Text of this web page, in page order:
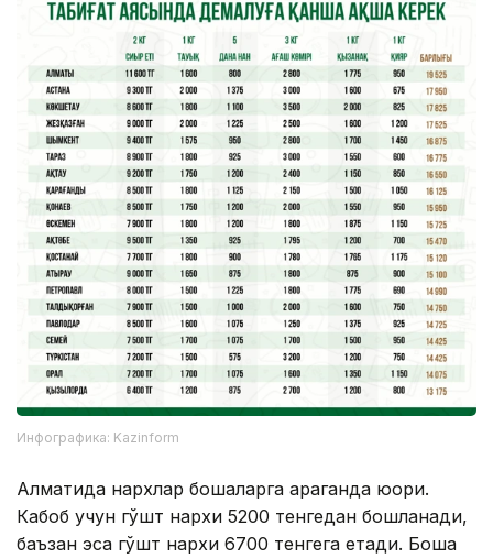
Инфографика: Kazinform
Алматида нархлар бошқаларга қараганда юқори.
Кабоб учун гўшт нархи 5200 тенгедан бошланади,
баъзан эса гўшт нархи 6700 тенгега етади. Бошқа